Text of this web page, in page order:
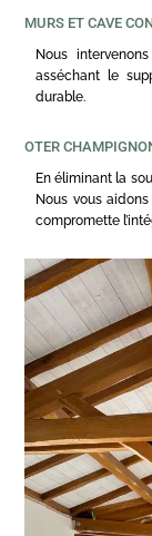
MURS ET CAVE
Nous
asséchant le
durable.
OTER
En éliminant la
Nous vous aidons
compromette